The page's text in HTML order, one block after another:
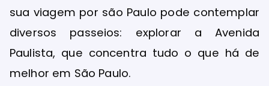
sua viagem por são Paulo pode contemplar
diversos passeios: explorar a Avenida
Paulista, que concentra tudo o que há de
melhor em São Paulo.